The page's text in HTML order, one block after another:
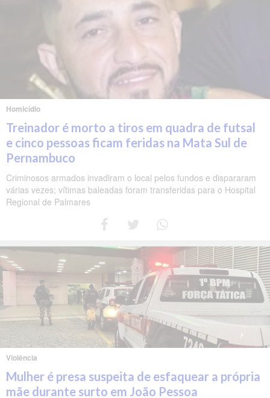
Homicídio
Treinador é morto a tiros em quadra de futsal
e cinco pessoas ficam feridas na Mata Sul de
Pernambuco
Criminosos armados invadiram o local pelos fundos e dispararam
várias vezes; vítimas baleadas foram transferidas para o Hospital
Regional de Palmares
Violência
Mulher é presa suspeita de esfaquear a própria
mãe durante surto em João Pessoa